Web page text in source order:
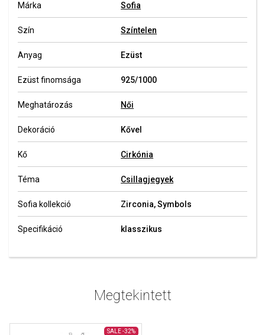
Márka Sofia
Szín Színtelen
Anyag Ezüst
Ezüst finomsága 925/1000
Meghatározás Női
Dekoráció Kővel
Kő Cirkónia
Téma Csillagjegyek
Sofia kollekció Zirconia, Symbols
Specifikáció klasszikus
Megtekintett
SALE -32%